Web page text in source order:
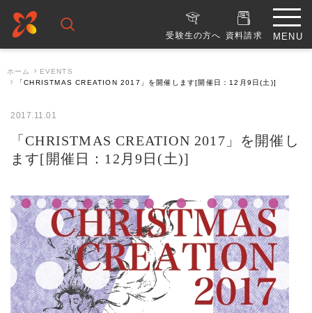
受験生の方へ 資料請求
ホーム
EVENTS
「CHRISTMAS CREATION 2017」を開催します[開催日：12月9日(土)]
2017.11.01
「CHRISTMAS CREATION 2017」を開催し
ます[開催日：12月9日(土)]